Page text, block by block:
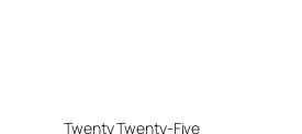
Twenty Twenty-Five